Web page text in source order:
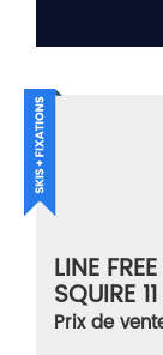
LINE
SQUIRE
TAILLE
Prix de